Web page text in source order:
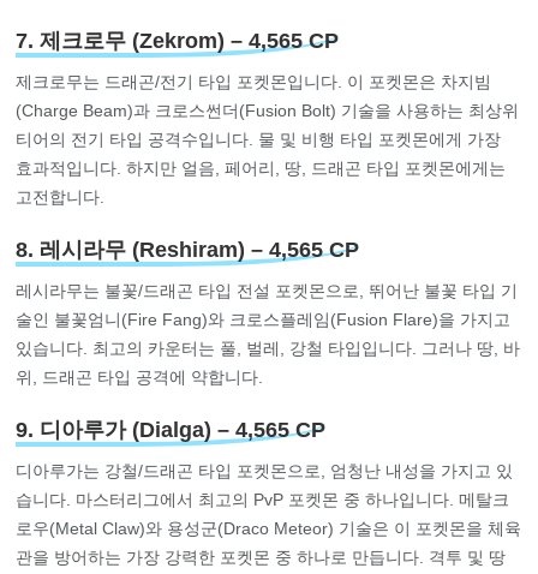
7. 제크로무 (Zekrom) – 4,565 CP
제크로무는 드래곤/전기 타입 포켓몬입니다. 이 포켓몬은 차지빔
(Charge Beam)과 크로스썬더(Fusion Bolt) 기술을 사용하는 최상위
티어의 전기 타입 공격수입니다. 물 및 비행 타입 포켓몬에게 가장
효과적입니다. 하지만 얼음, 페어리, 땅, 드래곤 타입 포켓몬에게는
고전합니다.
8. 레시라무 (Reshiram) – 4,565 CP
레시라무는 불꽃/드래곤 타입 전설 포켓몬으로, 뛰어난 불꽃 타입 기
술인 불꽃엄니(Fire Fang)와 크로스플레임(Fusion Flare)을 가지고
있습니다. 최고의 카운터는 풀, 벌레, 강철 타입입니다. 그러나 땅, 바
위, 드래곤 타입 공격에 약합니다.
9. 디아루가 (Dialga) – 4,565 CP
디아루가는 강철/드래곤 타입 포켓몬으로, 엄청난 내성을 가지고 있
습니다. 마스터리그에서 최고의 PvP 포켓몬 중 하나입니다. 메탈크
로우(Metal Claw)와 용성군(Draco Meteor) 기술은 이 포켓몬을 체육
관을 방어하는 가장 강력한 포켓몬 중 하나로 만듭니다. 격투 및 땅